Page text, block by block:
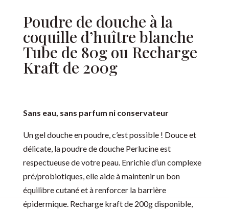
Poudre de douche à la
coquille d’huître blanche
Tube de 80g ou Recharge
Kraft de 200g
Sans eau, sans parfum ni conservateur
Un gel douche en poudre, c’est possible ! Douce et
délicate, la poudre de douche Perlucine est
respectueuse de votre peau. Enrichie d’un complexe
pré/probiotiques, elle aide à maintenir un bon
équilibre cutané et à renforcer la barrière
épidermique. Recharge kraft de 200g disponible,